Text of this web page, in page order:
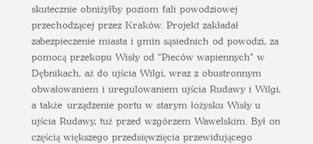
skutecznie obniżyłby poziom fali powodziowej
przechodzącej przez Kraków. Projekt zakładał
zabezpieczenie miasta i gmin sąsiednich od powodzi, za
pomocą przekopu Wisły od “Pieców wapiennych” w
Dębnikach, aż do ujścia Wilgi, wraz z obustronnym
obwałowaniem i uregulowaniem ujścia Rudawy i Wilgi,
a także urządzenie portu w starym łożysku Wisły u
ujścia Rudawy, tuż przed wzgórzem Wawelskim. Był on
częścią większego przedsięwzięcia przewidującego